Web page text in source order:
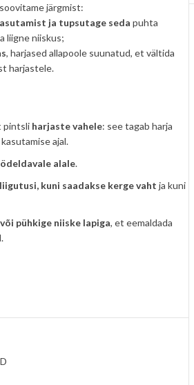
järgmist:
ja tupsutage seda puhta
liigne niiskus;
, harjased allapoole suunatud, et vältida
harjastele.
pintsli harjaste vahele: see tagab harja
ajal.
alale.
kuni saadakse kerge vaht ja kuni
või pühkige niiske lapiga, et eemaldada